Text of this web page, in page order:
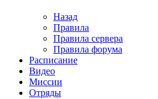
Назад
Правила
Правила сервера
Правила форума
Расписание
Видео
Миссии
Отряды